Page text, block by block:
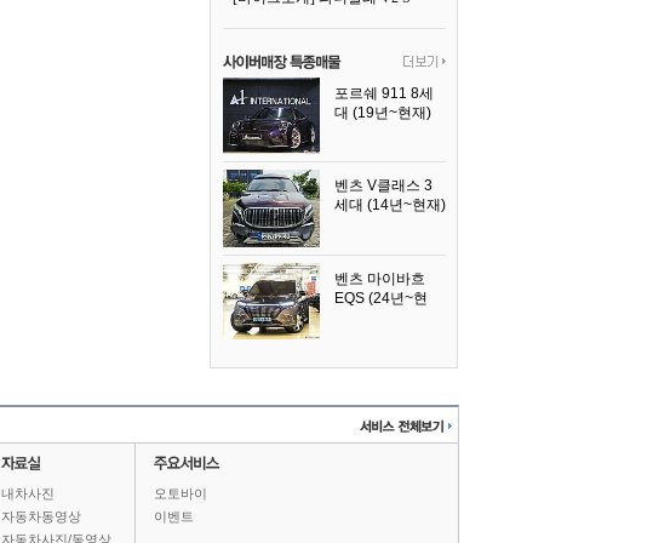
포르쉐 911 8세
대 (19년~현재)
벤츠 V클래스 3
세대 (14년~현재)
벤츠 마이바흐
EQS (24년~현
내차사진
자동차동영상
자동차사진/동영상
오토바이
이벤트